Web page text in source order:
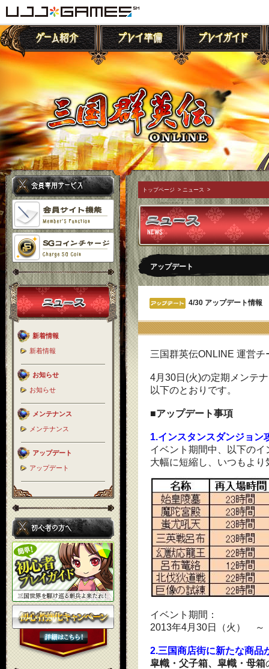
新着情報
新着情報
お知らせ
お知らせ
メンテナンス
メンテナンス
アップデート
アップデート
トップページ > ニュース >
アップデート
4/30 アップデート情報
三国群英伝ONLINE 運営チ
4月30日(火)の定期メンテ
以下のとおりです。
■アップデート事項
1.インスタンスダンジョン
イベント期間中、以下の
大幅に短縮し、いつもよ
イベント期間：
2013年4月30日（火）
2.三国商店街に新たな商品
皐幟・父子箱、皐幟・母箱